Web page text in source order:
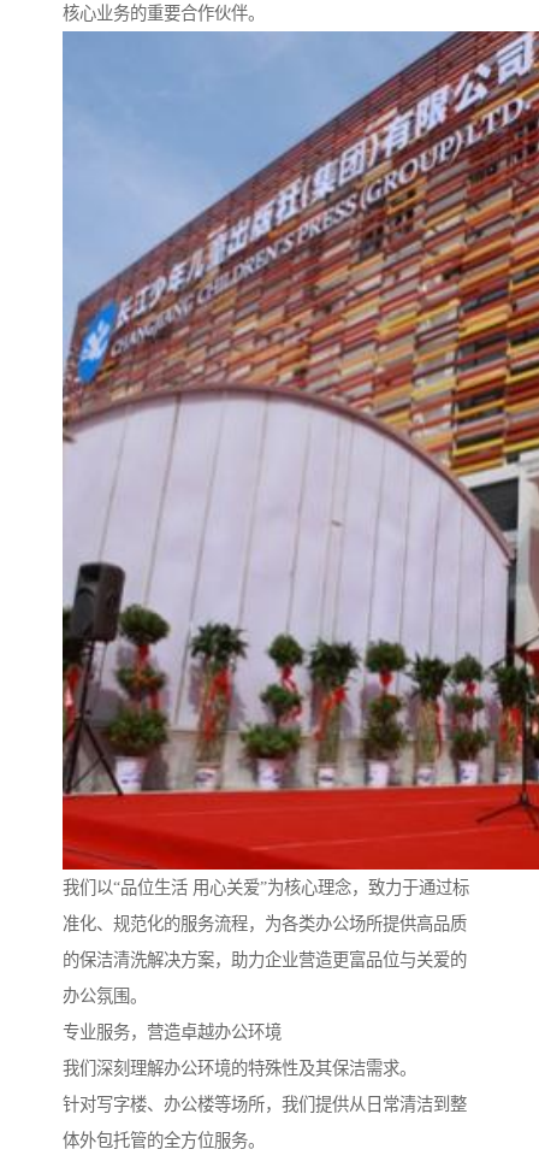
核心业务的重要合作伙伴。
我们以“品位生活 用心关爱”为核心理念，致力于通过标
准化、规范化的服务流程，为各类办公场所提供高品质
的保洁清洗解决方案，助力企业营造更富品位与关爱的
办公氛围。
专业服务，营造卓越办公环境
我们深刻理解办公环境的特殊性及其保洁需求。
针对写字楼、办公楼等场所，我们提供从日常清洁到整
体外包托管的全方位服务。